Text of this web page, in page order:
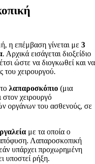
η επέμβαση γίνεται με 3
. Αρχικά εισάγεται διοξείδιο
ώστε να διογκωθεί και να
του χειρουργού.
λαπαροσκόπιο (μια
στον χειρουργό
οργάνων του ασθενούς, σε
με τα οποία ο
Λαπαροσκοπική
υπάρχει προχωρημένη
υποστεί ρήξη.